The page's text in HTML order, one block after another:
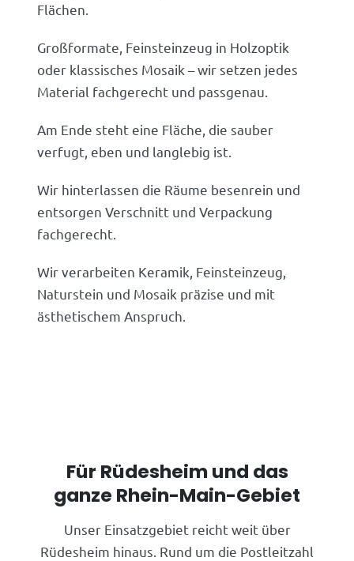
Flächen.
Großformate, Feinsteinzeug in Holzoptik
oder klassisches Mosaik – wir setzen jedes
Material fachgerecht und passgenau.
Am Ende steht eine Fläche, die sauber
verfugt, eben und langlebig ist.
Wir hinterlassen die Räume besenrein und
entsorgen Verschnitt und Verpackung
fachgerecht.
Wir verarbeiten Keramik, Feinsteinzeug,
Naturstein und Mosaik präzise und mit
ästhetischem Anspruch.
Für Rüdesheim und das
ganze Rhein-Main-Gebiet
Unser Einsatzgebiet reicht weit über
Rüdesheim hinaus. Rund um die Postleitzahl